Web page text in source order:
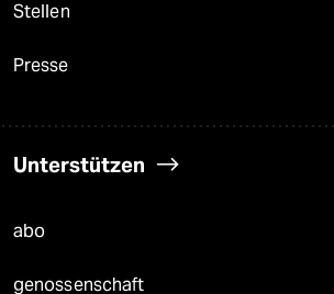
Stellen
Presse
Unterstützen
abo
genossenschaft